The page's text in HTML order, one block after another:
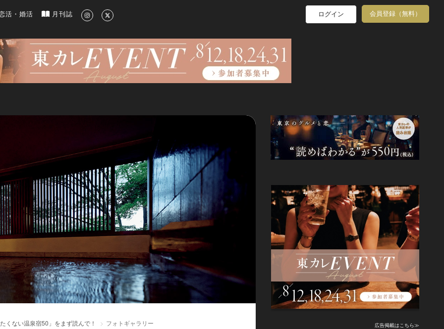
ルメ、洗練されたライフスタイル情報
活・婚活 月刊誌 ログイン 会員登録（無料）
くない温泉宿50」をまず読んで！ フォトギャラリー 広告掲載はこちら≫